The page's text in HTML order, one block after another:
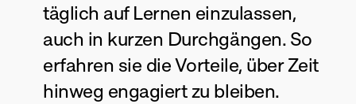
täglich auf Lernen einzulassen,
auch in kurzen Durchgängen. So
erfahren sie die Vorteile, über Zeit
hinweg engagiert zu bleiben.